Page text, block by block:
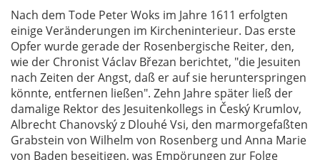
Nach dem Tode Peter Woks im Jahre 1611 erfolgten
einige Veränderungen im Kircheninterieur. Das erste
Opfer wurde gerade der Rosenbergische Reiter, den,
wie der Chronist Václav Březan berichtet, "die Jesuiten
nach Zeiten der Angst, daß er auf sie herunterspringen
könnte, entfernen ließen". Zehn Jahre später ließ der
damalige Rektor des Jesuitenkollegs in Český Krumlov,
Albrecht Chanovský z Dlouhé Vsi, den marmorgefaßten
Grabstein von Wilhelm von Rosenberg und Anna Marie
von Baden beseitigen, was Empörungen zur Folge